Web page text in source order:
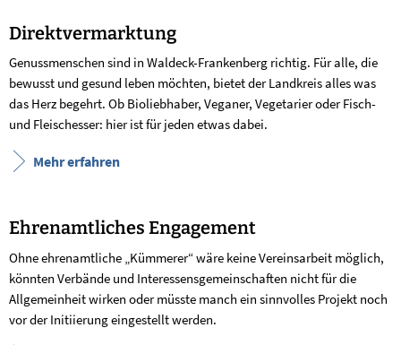
Direktvermarktung
Genussmenschen sind in Waldeck-Frankenberg richtig. Für alle, die
bewusst und gesund leben möchten, bietet der Landkreis alles was
das Herz begehrt. Ob Bioliebhaber, Veganer, Vegetarier oder Fisch-
und Fleischesser: hier ist für jeden etwas dabei.
Mehr erfahren
Ehrenamtliches Engagement
Ohne ehrenamtliche „Kümmerer“ wäre keine Vereinsarbeit möglich,
könnten Verbände und Interessensgemeinschaften nicht für die
Allgemeinheit wirken oder müsste manch ein sinnvolles Projekt noch
vor der Initiierung eingestellt werden.